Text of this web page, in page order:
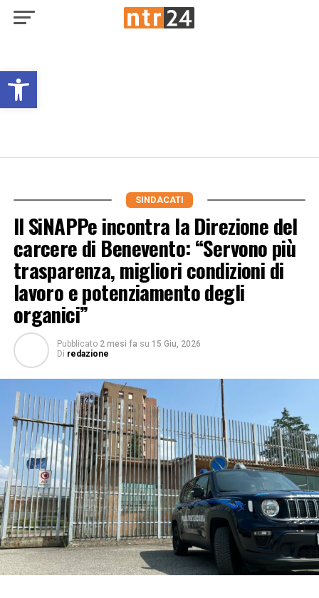
Open toolbar
SINDACATI
Il SiNAPPe incontra la Direzione del
carcere di Benevento: “Servono più
trasparenza, migliori condizioni di
lavoro e potenziamento degli
organici”
Pubblicato 2 mesi fa su 15 Giu, 2026
Di redazione